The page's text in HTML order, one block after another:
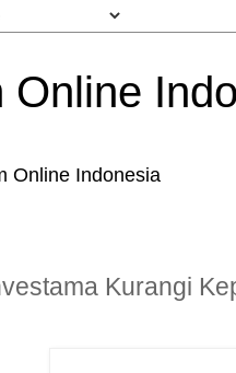
Online
Online Indonesia
Kurangi